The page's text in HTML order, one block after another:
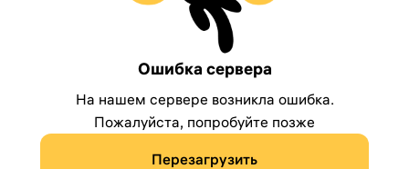
Ошибка сервера
На нашем сервере возникла ошибка.
Пожалуйста, попробуйте позже
Перезагрузить